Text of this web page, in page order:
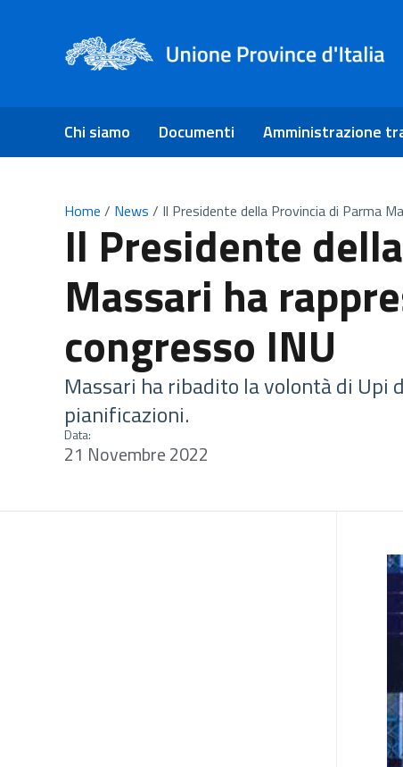
Chi siamo Documenti Amministrazione
Home / News / Il Presidente della Provincia di Parma
Il Presidente
Massari ha
congresso INU
Massari ha ribadito la volontà di
pianificazioni.
Data:
21 Novembre 2022